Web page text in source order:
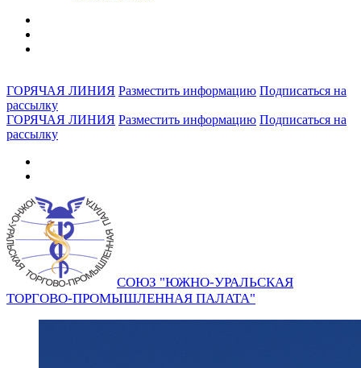
ГОРЯЧАЯ ЛИНИЯ Разместить информацию Подписаться на
рассылку
ГОРЯЧАЯ ЛИНИЯ Разместить информацию Подписаться на
рассылку
СОЮЗ "ЮЖНО-УРАЛЬСКАЯ
ТОРГОВО-ПРОМЫШЛЕННАЯ ПАЛАТА"